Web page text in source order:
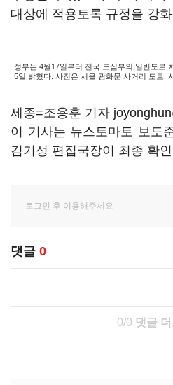
대상에 적용토록 규정을 강
정부는 4월17일부터 전국 도심부의 일반도로
5일 밝혔다. 사진은 서울 광화문 사거리 도로.
세종=조용훈 기자
이 기사는 뉴스토마토 보도
김기성 편집국장이 최종 확
댓글 0
0/0 댓글 더